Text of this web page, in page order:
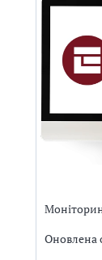
Оновлена